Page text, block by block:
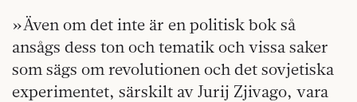
»Även om det inte är en politisk bok så
ansågs dess ton och tematik och vissa saker
som sägs om revolutionen och det sovjetiska
experimentet, särskilt av Jurij Zjivago, vara